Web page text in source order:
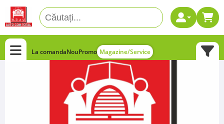
La comandaNouPromo Magazine/Service